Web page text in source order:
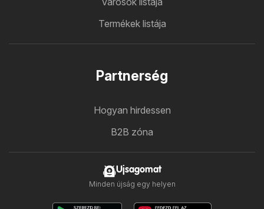
Termékek listája
Partnerség
Hogyan hirdessen
B2B zóna
Ujsagomat
Minden újság egy helyen